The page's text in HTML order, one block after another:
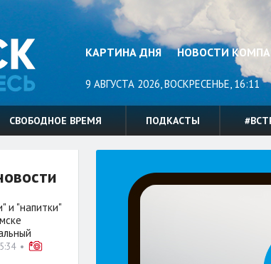
КАРТИНА ДНЯ НОВОСТИ
9 АВГУСТА 2026, ВОСКРЕСЕНЬЕ, 16:11
СВОБОДНОЕ ВРЕМЯ ПОДКАСТЫ
и "напитки"
•